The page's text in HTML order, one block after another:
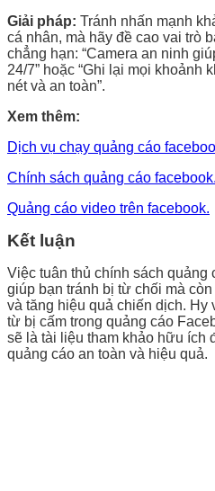
Giải pháp: Tránh nhấn mạnh
cá nhân, mà hãy đề cao vai trò
chẳng hạn: “Camera an ninh
24/7” hoặc “Ghi lại mọi khoảnh
nét và an toàn”.
Xem thêm:
Dịch vụ chạy quảng cáo
Chính sách quảng cáo facebook.
Quảng cáo video trên facebook.
Kết luận
Việc tuân thủ chính sách quảng
giúp bạn tránh bị từ chối mà
và tăng hiệu quả chiến dịch. Hy
từ bị cấm trong quảng cáo
sẽ là tài liệu tham khảo hữu ích
quảng cáo an toàn và hiệu quả.